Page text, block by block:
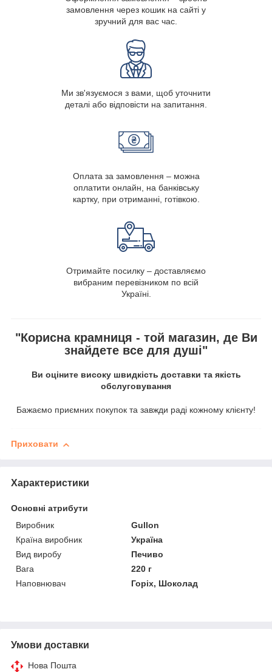
замовлення через кошик на сайті у
зручний для вас час.
Ми зв'язуємося з вами, щоб уточнити
деталі або відповісти на запитання.
Оплата за замовлення – можна
оплатити онлайн, на банківську
картку, при отриманні, готівкою.
Отримайте посилку – доставляємо
вибраним перевізником по всій
Україні.
"Корисна крамниця - той магазин, де Ви
знайдете все для душі"
Ви оціните високу швидкість доставки та якість
обслуговування
Бажаємо приємних покупок та завжди раді кожному клієнту!
Приховати
Характеристики
Основні атрибути
Виробник
Gullon
Країна виробник
Україна
Вид виробу
Печиво
Вага
220 г
Наповнювач
Горіх, Шоколад
Умови доставки
Нова Пошта